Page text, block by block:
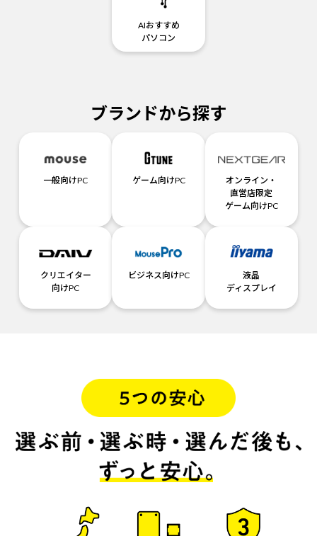
AIおすすめ
パソコン
ブランドから探す
一般向けPC ゲーム向けPC
オンライン・
直営店限定
ゲーム向けPC
クリエイター
向けPC
ビジネス向けPC
液晶
ディスプレイ